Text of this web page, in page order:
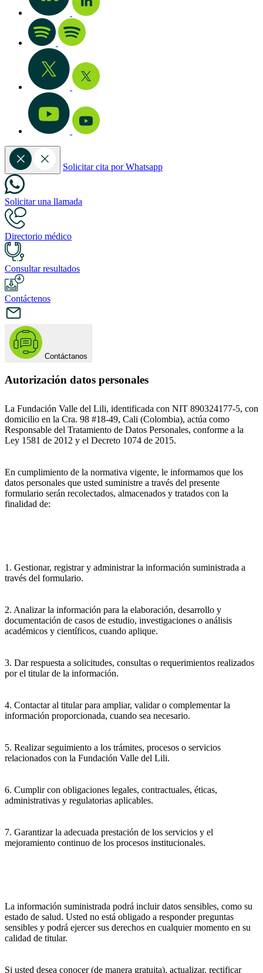
Solicitar cita por Whatsapp
Solicitar una llamada
Directorio médico
Consultar resultados
Contáctenos
Contáctanos
Autorización datos personales
La Fundación Valle del Lili, identificada con NIT 890324177-5, con
domicilio en la Cra. 98 #18-49, Cali (Colombia), actúa como
Responsable del Tratamiento de Datos Personales, conforme a la
Ley 1581 de 2012 y el Decreto 1074 de 2015.
En cumplimiento de la normativa vigente, le informamos que los
datos personales que usted suministre a través del presente
formulario serán recolectados, almacenados y tratados con la
finalidad de:
1. Gestionar, registrar y administrar la información suministrada a
través del formulario.
2. Analizar la información para la elaboración, desarrollo y
documentación de casos de estudio, investigaciones o análisis
académicos y científicos, cuando aplique.
3. Dar respuesta a solicitudes, consultas o requerimientos realizados
por el titular de la información.
4. Contactar al titular para ampliar, validar o complementar la
información proporcionada, cuando sea necesario.
5. Realizar seguimiento a los trámites, procesos o servicios
relacionados con la Fundación Valle del Lili.
6. Cumplir con obligaciones legales, contractuales, éticas,
administrativas y regulatorias aplicables.
7. Garantizar la adecuada prestación de los servicios y el
mejoramiento continuo de los procesos institucionales.
La información suministrada podrá incluir datos sensibles, como su
estado de salud. Usted no está obligado a responder preguntas
sensibles y podrá ejercer sus derechos en cualquier momento en su
calidad de titular.
Si usted desea conocer (de manera gratuita), actualizar, rectificar